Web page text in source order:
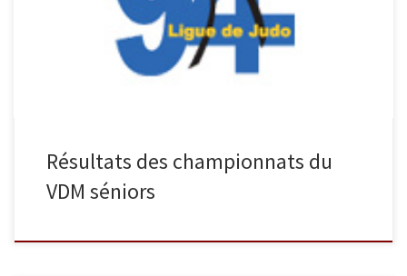
MONGEREAU Clément 3ème ROUX Nicolas 5ème -66 kg LAMY Jean-
Christophe 1er DUPOND Johann 5ème -73 kg LAOUFI Bilal 1er VAN
Résultats des championnats du
VDM séniors